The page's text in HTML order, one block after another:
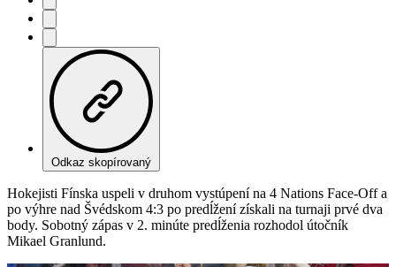
Odkaz skopírovaný
Hokejisti Fínska uspeli v druhom vystúpení na 4 Nations Face-Off a
po výhre nad Švédskom 4:3 po predĺžení získali na turnaji prvé dva
body. Sobotný zápas v 2. minúte predĺženia rozhodol útočník
Mikael Granlund.